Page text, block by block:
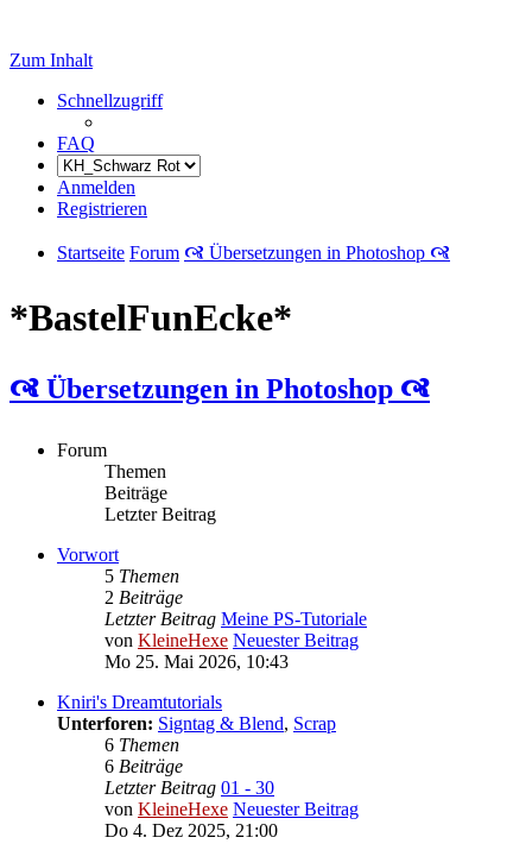
Zum Inhalt
Schnellzugriff
FAQ
Anmelden
Registrieren
Startseite Forum 🙧 Übersetzungen in Photoshop 🙧
*BastelFunEcke*
🙧 Übersetzungen in Photoshop 🙧
Forum
Themen
Beiträge
Letzter Beitrag
Vorwort
5 Themen
2 Beiträge
Letzter Beitrag Meine PS-Tutoriale
von KleineHexe Neuester Beitrag
Mo 25. Mai 2026, 10:43
Kniri's Dreamtutorials
Unterforen: Signtag & Blend, Scrap
6 Themen
6 Beiträge
Letzter Beitrag 01 - 30
von KleineHexe Neuester Beitrag
Do 4. Dez 2025, 21:00